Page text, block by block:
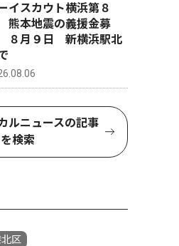
）
浜共生会 理
枝
華鏡作
イスカウト横浜第８
本地震の義援金募
月９日 新横浜駅北
ルニュースの記事
を検索
区